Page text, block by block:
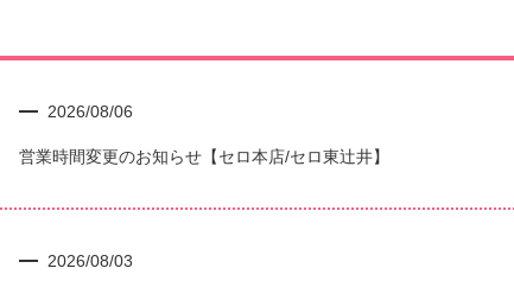
2026/08/06
営業時間変更のお知らせ【セロ本店/セロ東辻井】
2026/08/03